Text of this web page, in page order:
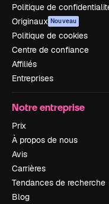
Politique de
Originaux Nouveau
Politique de cookies
Centre de confiance
Affiliés
Entreprises
Notre entreprise
Prix
À propos de nous
Avis
Carrières
Tendances de recherche
Blog